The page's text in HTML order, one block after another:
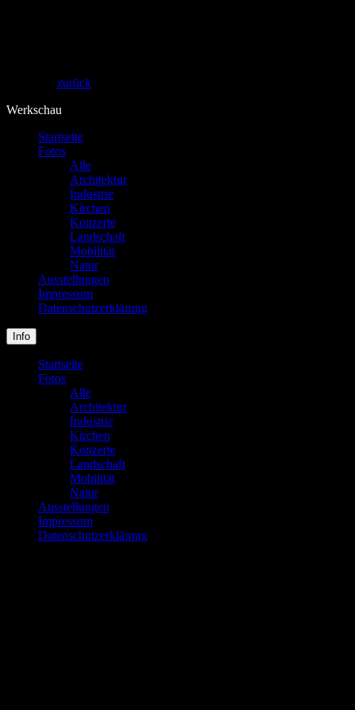
zurück
Werkschau
Startseite
Fotos
Alle
Architektur
Industrie
Kirchen
Konzerte
Landschaft
Mobilität
Natur
Ausstellungen
Impressum
Datenschutzerklärung
Info
Startseite
Fotos
Alle
Architektur
Industrie
Kirchen
Konzerte
Landschaft
Mobilität
Natur
Ausstellungen
Impressum
Datenschutzerklärung